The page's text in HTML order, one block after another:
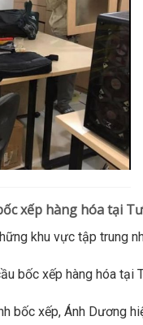
xếp hàng hóa tại
khu vực tập trung
bốc xếp hàng hóa
bốc xếp, Ánh Dương